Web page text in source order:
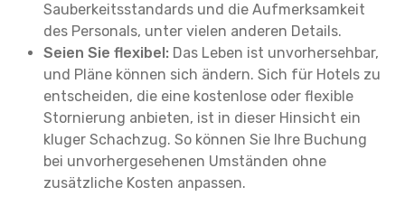
Sauberkeitsstandards und die Aufmerksamkeit
des Personals, unter vielen anderen Details.
Seien Sie flexibel: Das Leben ist unvorhersehbar,
und Pläne können sich ändern. Sich für Hotels zu
entscheiden, die eine kostenlose oder flexible
Stornierung anbieten, ist in dieser Hinsicht ein
kluger Schachzug. So können Sie Ihre Buchung
bei unvorhergesehenen Umständen ohne
zusätzliche Kosten anpassen.